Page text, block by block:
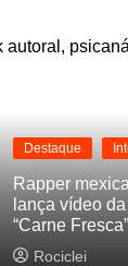
Destaque
Rapper
lança vídeo
“Carne Fresca”
Rociclei